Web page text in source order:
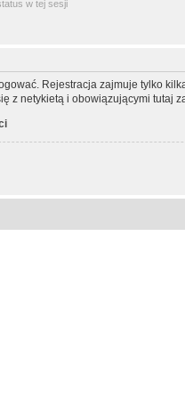
w tej sesji
Rejestracja zajmuje tylko
z netykietą i obowiązującymi tutaj